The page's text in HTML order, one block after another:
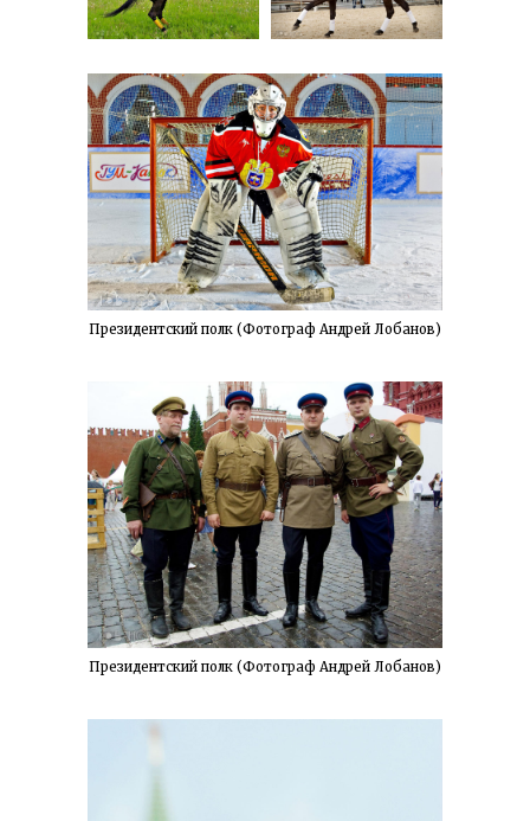
Президентский полк (Фотограф Андрей Лобанов)
Президентский полк (Фотограф Андрей Лобанов)